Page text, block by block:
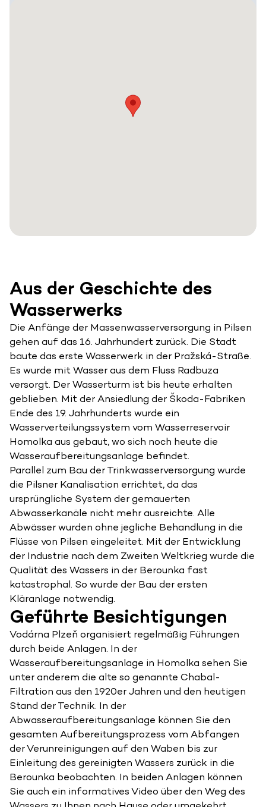
Aus der Geschichte des
Wasserwerks
Die Anfänge der Massenwasserversorgung in Pilsen
gehen auf das 16. Jahrhundert zurück. Die Stadt
baute das erste Wasserwerk in der Pražská-Straße.
Es wurde mit Wasser aus dem Fluss Radbuza
versorgt. Der Wasserturm ist bis heute erhalten
geblieben. Mit der Ansiedlung der Škoda-Fabriken
Ende des 19. Jahrhunderts wurde ein
Wasserverteilungssystem vom Wasserreservoir
Homolka aus gebaut, wo sich noch heute die
Wasseraufbereitungsanlage befindet.
Parallel zum Bau der Trinkwasserversorgung wurde
die Pilsner Kanalisation errichtet, da das
ursprüngliche System der gemauerten
Abwasserkanäle nicht mehr ausreichte. Alle
Abwässer wurden ohne jegliche Behandlung in die
Flüsse von Pilsen eingeleitet. Mit der Entwicklung
der Industrie nach dem Zweiten Weltkrieg wurde die
Qualität des Wassers in der Berounka fast
katastrophal. So wurde der Bau der ersten
Kläranlage notwendig.
Geführte Besichtigungen
Vodárna Plzeň organisiert regelmäßig Führungen
durch beide Anlagen. In der
Wasseraufbereitungsanlage in Homolka sehen Sie
unter anderem die alte so genannte Chabal-
Filtration aus den 1920er Jahren und den heutigen
Stand der Technik. In der
Abwasseraufbereitungsanlage können Sie den
gesamten Aufbereitungsprozess vom Abfangen
der Verunreinigungen auf den Waben bis zur
Einleitung des gereinigten Wassers zurück in die
Berounka beobachten. In beiden Anlagen können
Sie auch ein informatives Video über den Weg des